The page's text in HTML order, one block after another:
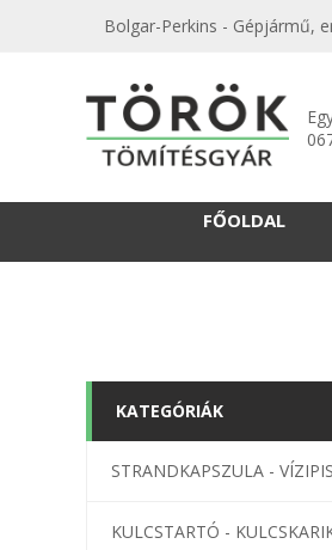
Bolgar-Perkins - Gépjármű,
FŐOLDAL
KATEGÓRIÁK
KULCSTARTÓ -